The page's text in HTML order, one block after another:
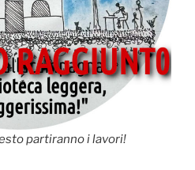
partiranno i lavori!